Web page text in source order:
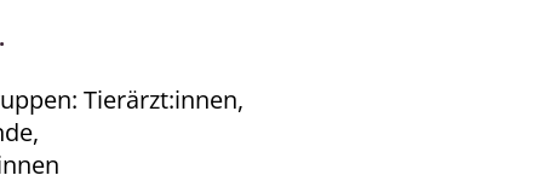
Tierärzt:innen,